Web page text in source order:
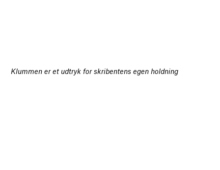
Klummen er et udtryk for skribentens egen holdning